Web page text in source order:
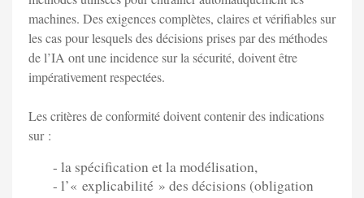
machines. Des exigences complètes, claires et vérifiables sur
les cas pour lesquels des décisions prises par des méthodes
de l’IA ont une incidence sur la sécurité, doivent être
impérativement respectées.
Les critères de conformité doivent contenir des indications
sur :
- la spécification et la modélisation,
- l’« explicabilité » des décisions (obligation